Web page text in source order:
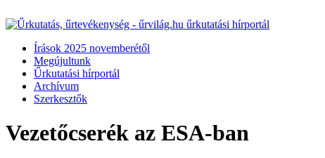
Írások 2025 novemberétől
Megújultunk
Űrkutatási hírportál
Archívum
Szerkesztők
Vezetőcserék az ESA-ban